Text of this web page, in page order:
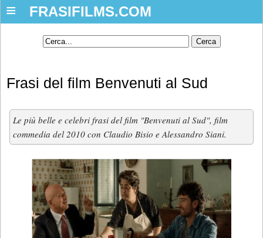
FRASIFILMS.COM
≡
Frasi del film Benvenuti al Sud
Le più belle e celebri frasi del film "Benvenuti al Sud", film
commedia del 2010 con Claudio Bisio e Alessandro Siani.